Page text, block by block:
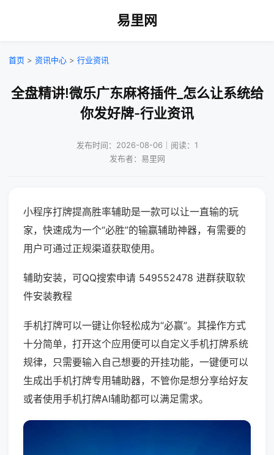
易里网
首页 > 资讯中心 > 行业资讯
全盘精讲!微乐广东麻将插件_怎么让系统给
你发好牌-行业资讯
发布时间：2026-08-06｜阅读：1
发布者：易里网
小程序打牌提高胜率辅助是一款可以让一直输的玩
家，快速成为一个“必胜”的输赢辅助神器，有需要的
用户可通过正规渠道获取使用。
辅助安装，可QQ搜索申请 549552478 进群获取软
件安装教程
手机打牌可以一键让你轻松成为“必赢”。其操作方式
十分简单，打开这个应用便可以自定义手机打牌系统
规律，只需要输入自己想要的开挂功能，一键便可以
生成出手机打牌专用辅助器，不管你是想分享给好友
或者使用手机打牌AI辅助都可以满足需求。